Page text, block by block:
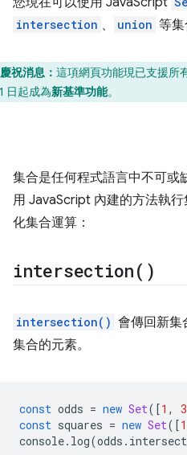
intersection 、 union 等集
慶祝消息： 這項網頁功能現已支援所
日起成為新基準功能。
集合是任何程式語言中不可或
用 JavaScript 內建的方法執
化集合運算：
intersection( )
intersection() 會傳回新集
集合的元素。
const odds = new Set([1 , 3
const squares = new Set([1
console. log(odds .